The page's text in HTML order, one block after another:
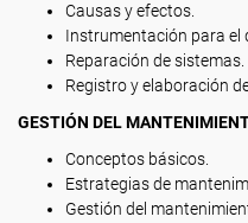
Causas y efectos.
Instrumentación para el
Reparación de sistemas.
Registro y elaboración
GESTIÓN DEL
Conceptos básicos.
Estrategias de
Gestión del